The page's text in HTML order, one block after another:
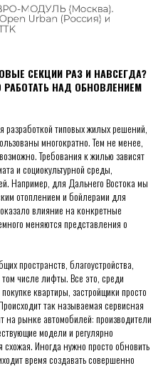
СЕКЦИИ РАЗ И НАВСЕГДА?
НАД ОБНОВЛЕНИЕМ
разработкой типовых жилых решений,
многократно. Тем не менее,
Требования к жилью зависят
и социокультурной среды,
Например, для Дальнего Востока мы
отоплением и бойлерами для
влияние на конкретные
меняются представления о
пространств, благоустройства,
числе лифты. Все это, среди
квартиры, застройщики просто
так называемая сервисная
на рынке автомобилей: производители
модели и регулярно
Иногда нужно просто обновить
время создавать совершенно